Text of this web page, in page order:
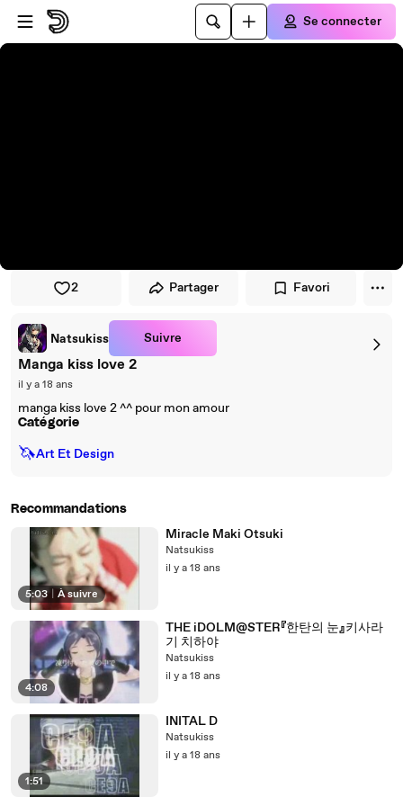
Passer au player
Passer au contenu principal
Se connecter
2 Partager Favori
Natsukiss Suivre
Manga kiss love 2
il y a 18 ans
manga kiss love 2 ^^ pour mon amour
Catégorie
🦄Art Et Design
Recommandations
5:03 À suivre
Miracle Maki Otsuki
Natsukiss
il y a 18 ans
4:08
THE iDOLM@STER『한탄의 눈』키사라
기 치하야
Natsukiss
il y a 18 ans
1:51
INITAL D
Natsukiss
il y a 18 ans